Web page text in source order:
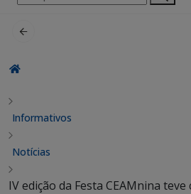
por:
Informativos
Notícias
IV edição da Festa CEAMnina